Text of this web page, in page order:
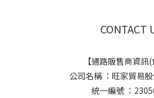
CONTACT
【通路販售商資訊(
公司名稱 ：旺家貿易
統一編號 ：